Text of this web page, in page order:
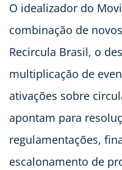
O idealizador do
combinação de
Recircula Brasil, o
multiplicação de
ativações sobre
apontam para
regulamentações,
escalonamento de